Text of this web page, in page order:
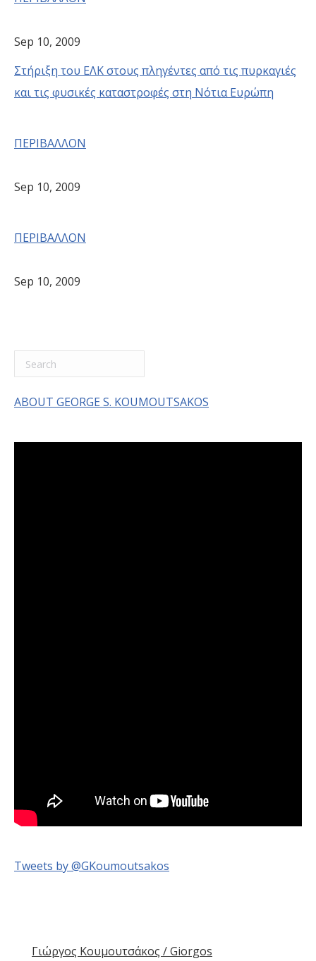
Sep 10, 2009
Στήριξη του ΕΛΚ στους πληγέντες από τις πυρκαγιές
και τις φυσικές καταστροφές στη Νότια Ευρώπη
ΠΕΡΙΒΑΛΛΟΝ
Sep 10, 2009
ΠΕΡΙΒΑΛΛΟΝ
Sep 10, 2009
ABOUT GEORGE S. KOUMOUTSAKOS
Tweets by @GKoumoutsakos
Γιώργος Κουμουτσάκος / Giorgos